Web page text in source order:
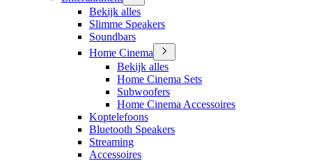
Bekijk alles
Slimme Speakers
Soundbars
Home Cinema
Bekijk alles
Home Cinema Sets
Subwoofers
Home Cinema Accessoires
Koptelefoons
Bluetooth Speakers
Streaming
Accessoires